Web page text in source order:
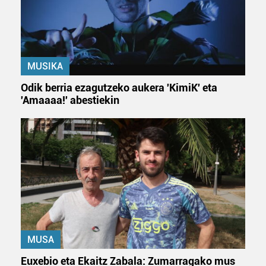
MUSIKA
Odik berria ezagutzeko aukera 'KimiK' eta
'Amaaaa!' abestiekin
MUSA
Euxebio eta Ekaitz Zabala: Zumarragako mus